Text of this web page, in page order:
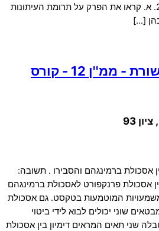
מדינת ישראל בתחרות (…) 2. א. קראו את הפרק על תרומת העיתונות
[…]
מבוא ללימודי תקשורת - ממ''ן 12 - קורס
אסכולת ברמינגהם והסבירו . תשובה:
אסכולת פרנקפורט לאסכולת ברמינגהם
המוטמעות בטקסט. גם אסכולת
שוני יכולים לבוא לידי ביטוי
שני תאים המראים דימיון בין אסכולת